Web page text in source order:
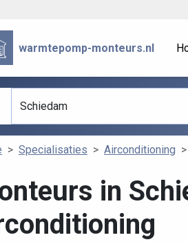
warmtepomp-monteurs.nl
Specialisaties Airconditioning
in